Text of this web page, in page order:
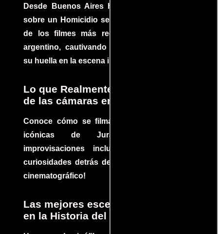
Desde Buenos Aires hasta el mundo, Tesis
sobre un Homicidio se ha convertido en uno
de los filmes más recomendados del cine
argentino, cautivando audiencias y dejando
su huella en la escena internacional.
Lo que Realmente Sucedió detrás
de las cámaras en Jurassic Park
Conoce cómo se filmaron algunas escenas
icónicas de Jurassic Park, con
improvisaciones incluidas. ¡Descubre las
curiosidades detrás del rodaje de un clásico
cinematográfico!
Las mejores escenas de acción
en la Historia del cine